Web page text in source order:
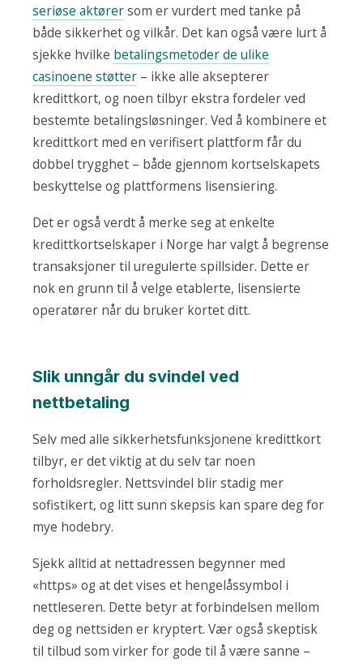
seriøse aktørersom er vurdert med tanke på
både sikkerhet og vilkår. Det kan også være lurt å
sjekke hvilke betalingsmetoder de ulike
casinoene støtter – ikke alle aksepterer
kredittkort, og noen tilbyr ekstra fordeler ved
bestemte betalingsløsninger. Ved å kombinere et
kredittkort med en verifisert plattform får du
dobbel trygghet – både gjennom kortselskapets
beskyttelse og plattformens lisensiering.
Det er også verdt å merke seg at enkelte
kredittkortselskaper i Norge har valgt å begrense
transaksjoner til uregulerte spillsider. Dette er
nok en grunn til å velge etablerte, lisensierte
operatører når du bruker kortet ditt.
Slik unngår du svindel ved
nettbetaling
Selv med alle sikkerhetsfunksjonene kredittkort
tilbyr, er det viktig at du selv tar noen
forholdsregler. Nettsvindel blir stadig mer
sofistikert, og litt sunn skepsis kan spare deg for
mye hodebry.
Sjekk alltid at nettadressen begynner med
«https» og at det vises et hengelåssymbol i
nettleseren. Dette betyr at forbindelsen mellom
deg og nettsiden er kryptert. Vær også skeptisk
til tilbud som virker for gode til å være sanne –